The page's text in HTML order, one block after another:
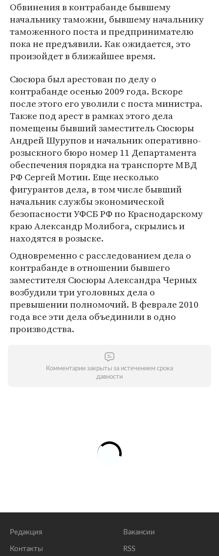
Обвинения в контрабанде бывшему
начальнику таможни, бывшему начальнику
таможенного поста и предпринимателю
пока не предъявили. Как ожидается, это
произойдет в ближайшее время.
Сюсюра был арестован по делу о
контрабанде осенью 2009 года. Вскоре
после этого его уволили с поста министра.
Также под арест в рамках этого дела
помещены бывший заместитель Сюсюры
Андрей Шурупов и начальник оперативно-
розыскного бюро номер 11 Департамента
обеспечения порядка на транспорте МВД
РФ Сергей Мотин. Еще несколько
фигурантов дела, в том числе бывший
начальник службы экономической
безопасности УФСБ РФ по Краснодарскому
краю Александр Молибога, скрылись и
находятся в розыске.
Одновременно с расследованием дела о
контрабанде в отношении бывшего
заместителя Сюсюры Александра Черных
возбудили три уголовных дела о
превышении полномочий. В феврале 2010
года все эти дела объединили в одно
производства.
Комментарии закрыты за истечением срока
давности
Редакция
Контакты
Вакансии
RSS